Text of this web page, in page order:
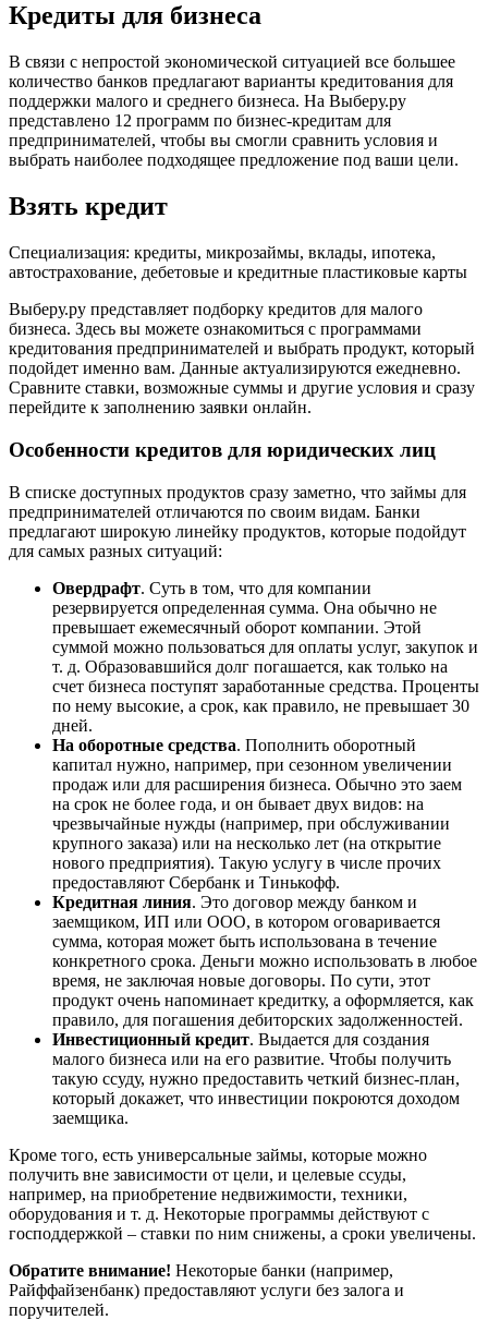
Кредиты для бизнеса
В связи с непростой экономической ситуацией все большее
количество банков предлагают варианты кредитования для
поддержки малого и среднего бизнеса. На Выберу.ру
представлено 12 программ по бизнес-кредитам для
предпринимателей, чтобы вы смогли сравнить условия и
выбрать наиболее подходящее предложение под ваши цели.
Взять кредит
Специализация: кредиты, микрозаймы, вклады, ипотека,
автострахование, дебетовые и кредитные пластиковые карты
Выберу.ру представляет подборку кредитов для малого
бизнеса. Здесь вы можете ознакомиться с программами
кредитования предпринимателей и выбрать продукт, который
подойдет именно вам. Данные актуализируются ежедневно.
Сравните ставки, возможные суммы и другие условия и сразу
перейдите к заполнению заявки онлайн.
Особенности кредитов для юридических лиц
В списке доступных продуктов сразу заметно, что займы для
предпринимателей отличаются по своим видам. Банки
предлагают широкую линейку продуктов, которые подойдут
для самых разных ситуаций:
Овердрафт. Суть в том, что для компании
резервируется определенная сумма. Она обычно не
превышает ежемесячный оборот компании. Этой
суммой можно пользоваться для оплаты услуг, закупок и
т. д. Образовавшийся долг погашается, как только на
счет бизнеса поступят заработанные средства. Проценты
по нему высокие, а срок, как правило, не превышает 30
дней.
На оборотные средства. Пополнить оборотный
капитал нужно, например, при сезонном увеличении
продаж или для расширения бизнеса. Обычно это заем
на срок не более года, и он бывает двух видов: на
чрезвычайные нужды (например, при обслуживании
крупного заказа) или на несколько лет (на открытие
нового предприятия). Такую услугу в числе прочих
предоставляют Сбербанк и Тинькофф.
Кредитная линия. Это договор между банком и
заемщиком, ИП или ООО, в котором оговаривается
сумма, которая может быть использована в течение
конкретного срока. Деньги можно использовать в любое
время, не заключая новые договоры. По сути, этот
продукт очень напоминает кредитку, а оформляется, как
правило, для погашения дебиторских задолженностей.
Инвестиционный кредит. Выдается для создания
малого бизнеса или на его развитие. Чтобы получить
такую ссуду, нужно предоставить четкий бизнес-план,
который докажет, что инвестиции покроются доходом
заемщика.
Кроме того, есть универсальные займы, которые можно
получить вне зависимости от цели, и целевые ссуды,
например, на приобретение недвижимости, техники,
оборудования и т. д. Некоторые программы действуют с
господдержкой – ставки по ним снижены, а сроки увеличены.
Обратите внимание! Некоторые банки (например,
Райффайзенбанк) предоставляют услуги без залога и
поручителей.